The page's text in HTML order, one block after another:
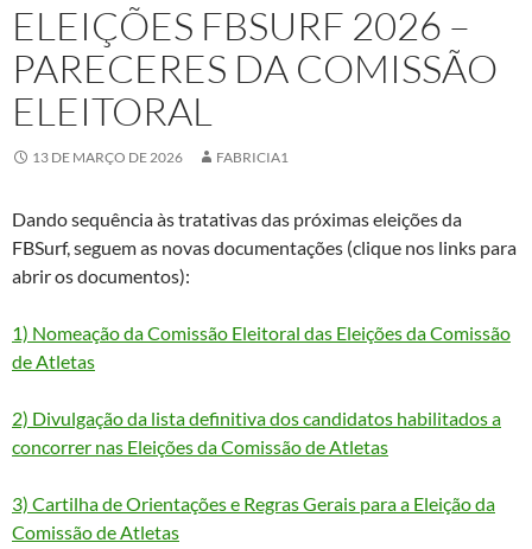
ELEIÇÕES FBSURF 2026 –
PARECERES DA COMISSÃO
ELEITORAL
13 DE MARÇO DE 2026 FABRICIA1
Dando sequência às tratativas das próximas eleições da
FBSurf, seguem as novas documentações (clique nos links para
abrir os documentos):
1) Nomeação da Comissão Eleitoral das Eleições da Comissão
de Atletas
2) Divulgação da lista definitiva dos candidatos habilitados a
concorrer nas Eleições da Comissão de Atletas
3) Cartilha de Orientações e Regras Gerais para a Eleição da
Comissão de Atletas